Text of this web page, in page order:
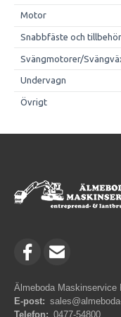
Motor
Snabbfäste och tillbehör
Svängmotorer/
Undervagn
Övrigt
Älmeboda Maskinservice
E-post:
Telefon: 0477-54800